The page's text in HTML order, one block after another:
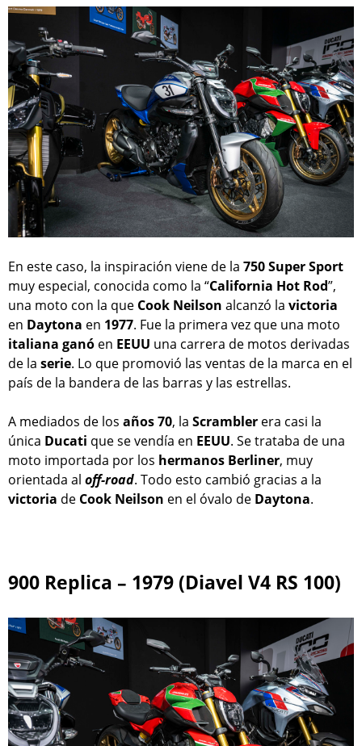
En este caso, la inspiración viene de la 750 Super Sport
muy especial, conocida como la “California Hot Rod”,
una moto con la que Cook Neilson alcanzó la victoria
en Daytona en 1977. Fue la primera vez que una moto
italiana ganó en EEUU una carrera de motos derivadas
de la serie. Lo que promovió las ventas de la marca en el
país de la bandera de las barras y las estrellas.
A mediados de los años 70, la Scrambler era casi la
única Ducati que se vendía en EEUU. Se trataba de una
moto importada por los hermanos Berliner, muy
orientada al off-road. Todo esto cambió gracias a la
victoria de Cook Neilson en el óvalo de Daytona.
900 Replica – 1979 (Diavel V4 RS 100)